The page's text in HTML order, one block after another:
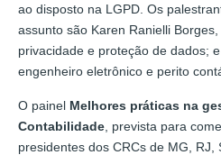
ao disposto na LGPD. Os
assunto são Karen Ranielli
privacidade e proteção de dados;
engenheiro eletrônico e perito
O painel Melhores práticas na
Contabilidade , prevista para
presidentes dos CRCs de MG, RJ,